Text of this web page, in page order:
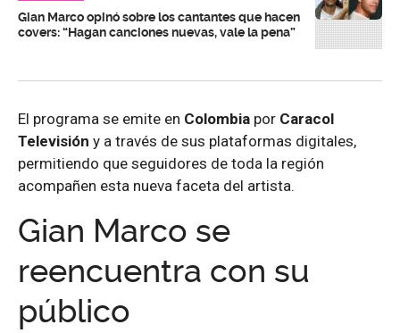
Gian Marco opinó sobre los cantantes que hacen
covers: “Hagan canciones nuevas, vale la pena”
El programa se emite en Colombia por Caracol
Televisión y a través de sus plataformas digitales,
permitiendo que seguidores de toda la región
acompañen esta nueva faceta del artista.
Gian Marco se
reencuentra con su
público